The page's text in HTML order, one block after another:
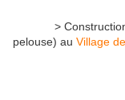
> Construction
pelouse) au Village